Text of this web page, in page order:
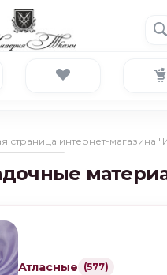
страница интернет-магазина
Атласные (577)